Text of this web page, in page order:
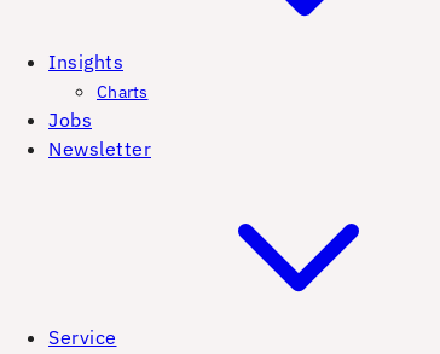
Insights
Charts
Jobs
Newsletter
Service